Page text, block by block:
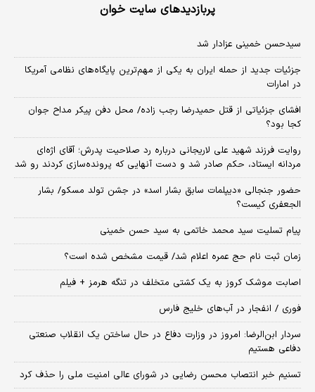
پربازدیدهای سایت خوان
سیدحسن خمینی عزادار شد
جزئیات جدید از حمله ایران به یکی از مهم‌ترین پایگاه‌های نظامی آمریکا
در امارات
افشای جزئیاتی از قتل حمیدرضا رجب زاده/ محل دفن پیکر مداح جوان
کجا بود؟
روایت فرزند شهید علی لاریجانی درباره رد صلاحیت پدرش؛ آقای اژه‌ای
مردانه ایستاد، حکم صادر شد و دست آنهایی که پرونده‌سازی کردند رو شد
حضور جنجالی «دیپلمات سابق بشار اسد» در جشن تولد مسکو/ بشار
الجعفری کیست؟
پیام تسلیت سید محمد خاتمی به سید حسن خمینی
زمان ثبت‌ نام حج عمره اعلام شد/ قیمت مشخص شده است؟
اصابت موشک کروز به یک کشتی متخلف در تنگه هرمز + فیلم
فوری / انفجار در آب‌های خلیج فارس
سردار ابن‌الرضا: امروز در وزارت دفاع در حال ساختن یک انقلاب صنعتی
دفاعی هستیم
تسنیم خبر انتصاب محسن رضایی در شورای عالی امنیت ملی را حذف کرد